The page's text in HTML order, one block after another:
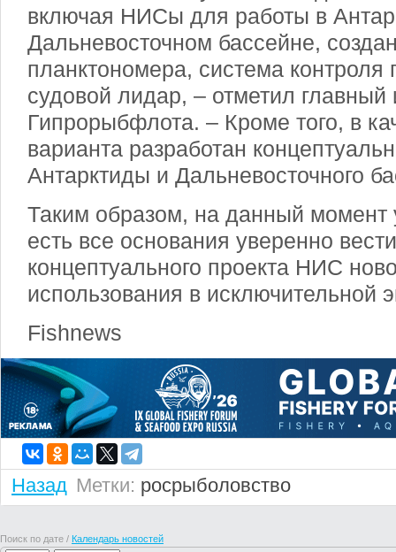
включая НИСы для работы в
Дальневосточном бассейне,
планктономера, система контроля
судовой лидар, – отметил
Гипрорыбфлота. – Кроме того, в
варианта разработан
Антарктиды и Дальневосточного
Таким образом, на данный
есть все основания уверенно
концептуального проекта НИС
использования в исключительной
Fishnews
Назад Метки: росрыболовство
Поиск по дате / Календарь новостей